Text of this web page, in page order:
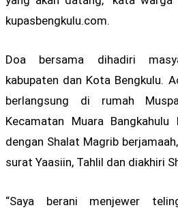
kupasbengkulu.com.
Doa bersama dihadiri
kabupaten dan Kota Bengkulu.
berlangsung di rumah
Kecamatan Muara
dengan Shalat Magrib
surat Yaasiin, Tahlil dan diakhiri
“Saya berani menjewer